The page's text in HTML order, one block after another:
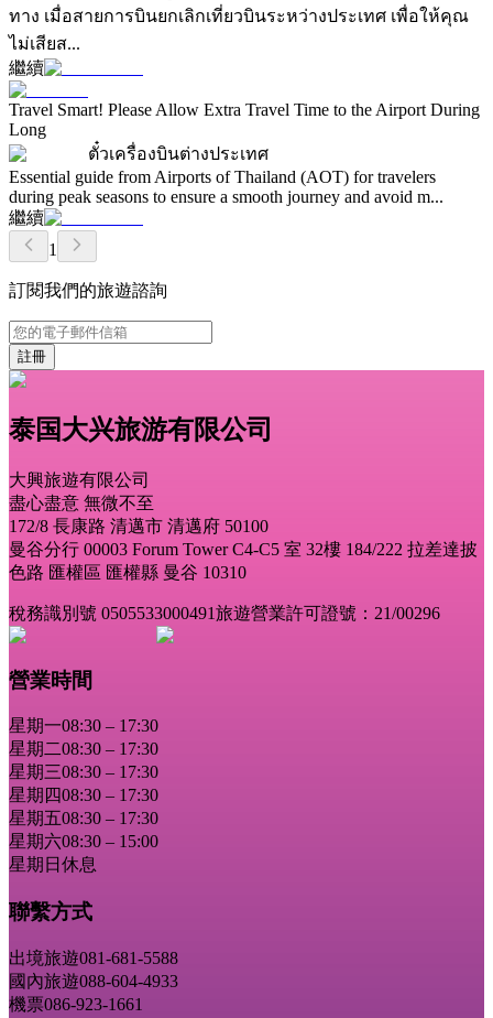
ทาง เมื่อสายการบินยกเลิกเที่ยวบินระหว่างประเทศ เพื่อให้คุณ
ไม่เสียส...
繼續
Travel Smart! Please Allow Extra Travel Time to the Airport During
Long
ตั๋วเครื่องบินต่างประเทศ
Essential guide from Airports of Thailand (AOT) for travelers
during peak seasons to ensure a smooth journey and avoid m...
繼續
1
訂閱我們的旅遊諮詢
註冊
泰国大兴旅游有限公司
大興旅遊有限公司
盡心盡意 無微不至
172/8 長康路 清邁市 清邁府 50100
曼谷分行 00003 Forum Tower C4-C5 室 32樓 184/222 拉差達披
色路 匯權區 匯權縣 曼谷 10310
稅務識別號 0505533000491旅遊營業許可證號：21/00296
營業時間
星期一08:30 – 17:30
星期二08:30 – 17:30
星期三08:30 – 17:30
星期四08:30 – 17:30
星期五08:30 – 17:30
星期六08:30 – 15:00
星期日 休息
聯繫方式
出境旅遊081-681-5588
國內旅遊088-604-4933
機票086-923-1661